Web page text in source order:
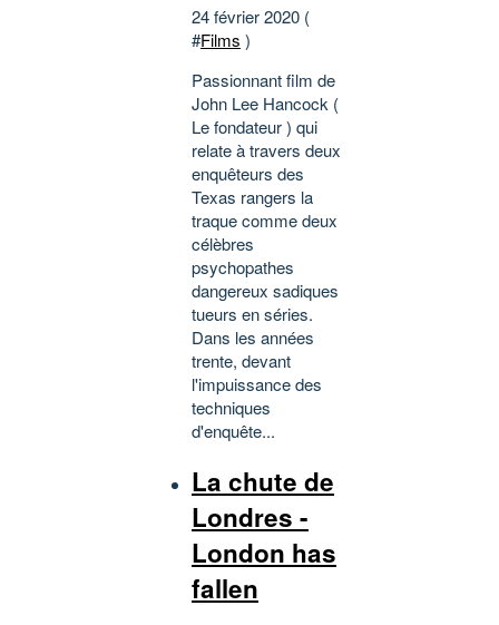
24 février 2020 (
#Films )
Passionnant film de
John Lee Hancock (
Le fondateur ) qui
relate à travers deux
enquêteurs des
Texas rangers la
traque comme deux
célèbres
psychopathes
dangereux sadiques
tueurs en séries.
Dans les années
trente, devant
l'impuissance des
techniques
d'enquête...
La chute de
Londres -
London has
fallen